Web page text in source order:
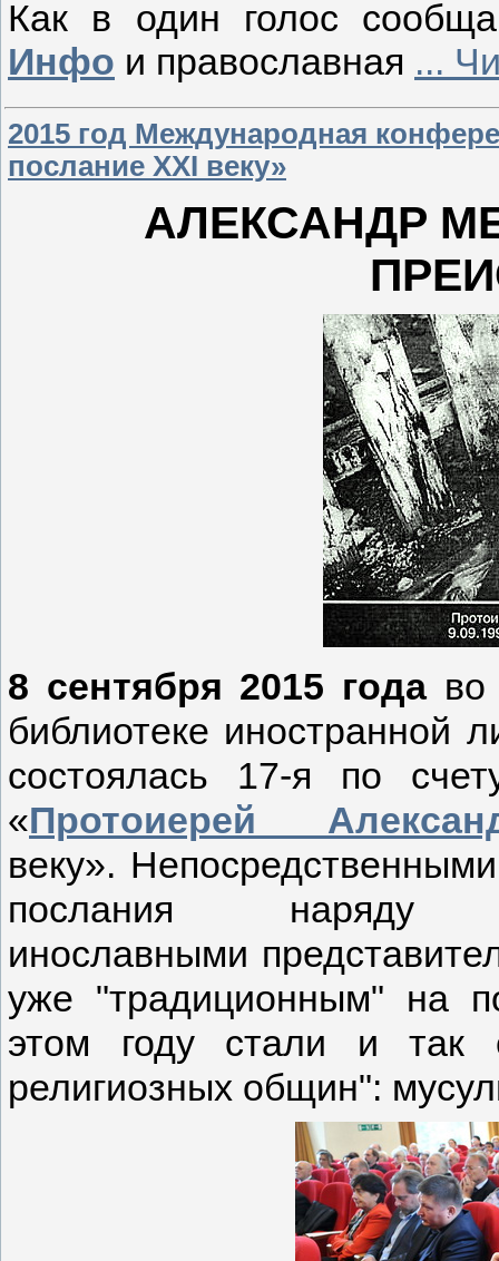
Как в один голос
Инфо и православная ...
2015 год Международная
послание XXI веку»
АЛЕКСАНДР
8 сентября 2015 годаво
библиотеке иностранной
состоялась 17-я по
«Протоиерей
веку».
послания
инославными
уже "традиционным" на
этом году стали и так
религиозных общин":